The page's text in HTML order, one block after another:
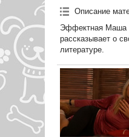
Описание
Эффектная Маша
рассказывает о
литературе.